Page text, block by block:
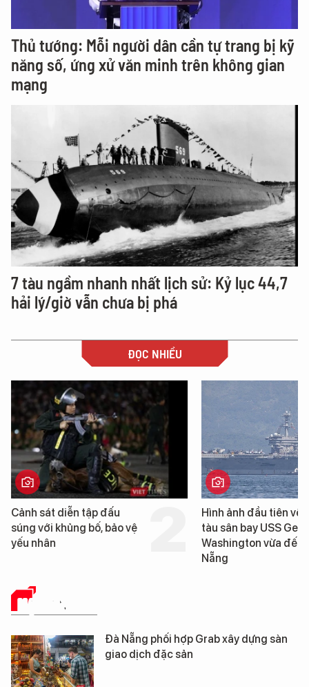
Thủ tướng: Mỗi người dân cần tự trang bị kỹ
năng số, ứng xử văn minh trên không gian
mạng
7 tàu ngầm nhanh nhất lịch sử: Kỷ lục 44,7
hải lý/giờ vẫn chưa bị phá
ĐỌC NHIỀU
Hình ảnh đầu tiên về siêu
tàu sân bay USS George
Washington vừa đến Đà
Cận cảnh chiến hạm
tống tàu sân bay USS
George Washington
Đà Nẵng
HẠ TẦNG SỐ
Đà Nẵng phối hợp Grab xây dựng sàn
giao dịch đặc sản